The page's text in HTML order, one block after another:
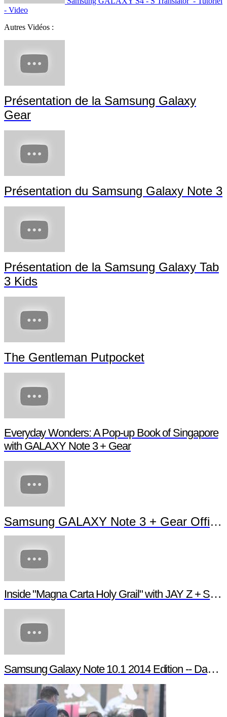
- Video
Autres Vidéos :
Présentation de la Samsung Galaxy
Gear
Présentation du Samsung Galaxy Note 3
Présentation de la Samsung Galaxy Tab
3 Kids
The Gentleman Putpocket
Everyday Wonders: A Pop-up Book of Singapore
with GALAXY Note 3 + Gear
Samsung GALAXY Note 3 + Gear Official TVC
Inside "Magna Carta Holy Grail" with JAY Z + Samsung
Samsung Galaxy Note 10.1 2014 Edition -- Day in the Life